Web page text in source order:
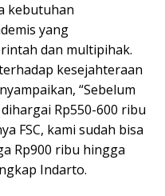
kebutuhan
yang
dan multipihak.
kesejahteraan
“Sebelum
Rp550-600 ribu
FSC, kami sudah bisa
Rp900 ribu hingga
Indarto.